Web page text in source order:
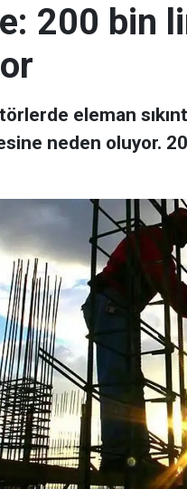
200 bin
eleman
neden oluyor.